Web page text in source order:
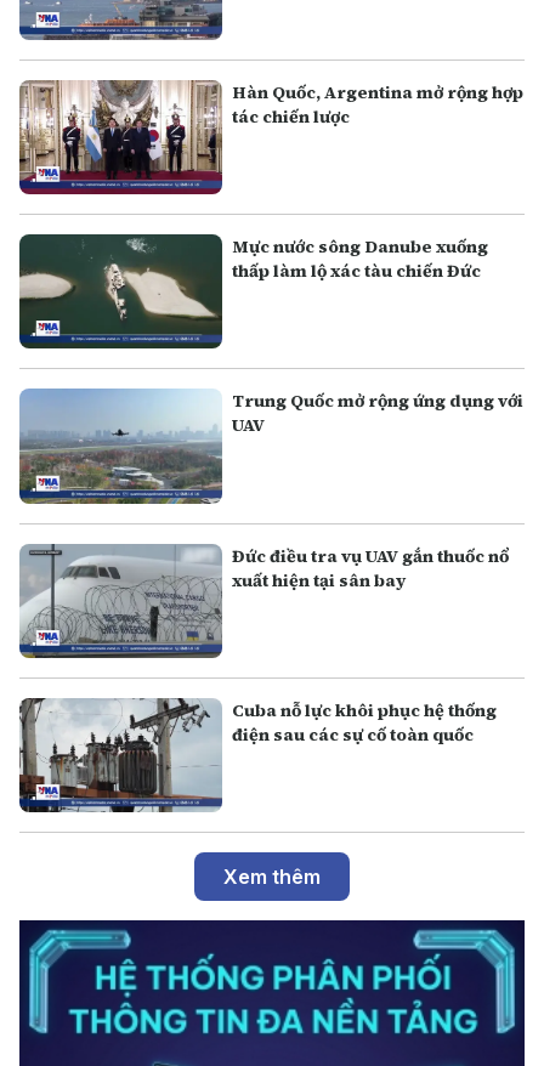
Hàn Quốc, Argentina mở rộng hợp
tác chiến lược
Mực nước sông Danube xuống
thấp làm lộ xác tàu chiến Đức
Trung Quốc mở rộng ứng dụng với
UAV
Đức điều tra vụ UAV gắn thuốc nổ
xuất hiện tại sân bay
Cuba nỗ lực khôi phục hệ thống
điện sau các sự cố toàn quốc
Xem thêm